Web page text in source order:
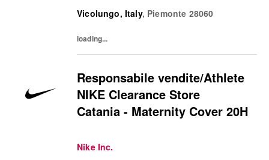
alla ricerca di persone in grado di...
Vicolungo, Italy, Piemonte 28060
loading...
Responsabile vendite/Athlete
NIKE Clearance Store
Catania - Maternity Cover 20H
Nike Inc.